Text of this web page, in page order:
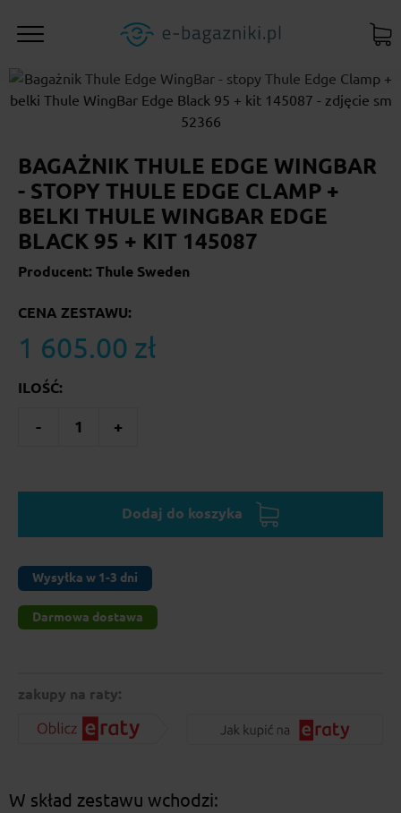
BAGAŻNIK THULE EDGE WINGBAR
- STOPY THULE EDGE CLAMP +
BELKI THULE WINGBAR EDGE
BLACK 95 + KIT 145087
Producent: Thule Sweden
CENA ZESTAWU:
1 605.00 zł
ILOŚĆ:
- 1 +
Dodaj do koszyka
Wysyłka w 1-3 dni
Darmowa dostawa
zakupy na raty:
W skład zestawu wchodzi: